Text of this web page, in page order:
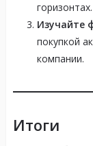
горизонтах.
Изучайте
покупкой
компании.
Итоги